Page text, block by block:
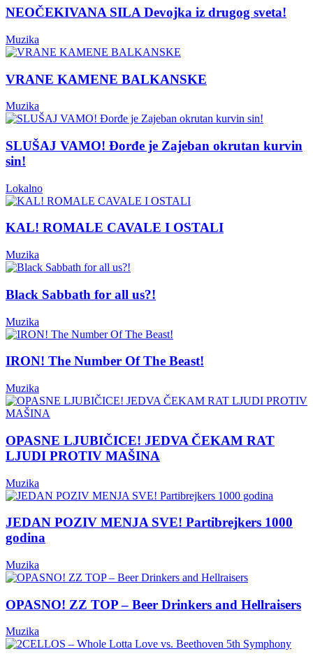
NEOČEKIVANA SILA Devojka iz drugog sveta!
Muzika
VRANE KAMENE BALKANSKE
Muzika
SLUŠAJ VAMO! Đorđe je Zajeban okrutan kurvin
sin!
Lokalno
KAL! ROMALE CAVALE I OSTALI
Muzika
Black Sabbath for all us?!
Muzika
IRON! The Number Of The Beast!
Muzika
OPASNE LJUBIČICE! JEDVA ČEKAM RAT
LJUDI PROTIV MAŠINA
Muzika
JEDAN POZIV MENJA SVE! Partibrejkers 1000
godina
Muzika
OPASNO! ZZ TOP – Beer Drinkers and Hellraisers
Muzika